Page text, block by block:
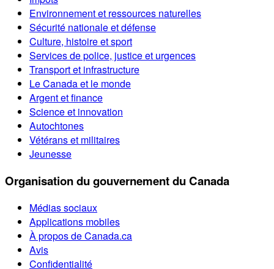
Environnement et ressources naturelles
Sécurité nationale et défense
Culture, histoire et sport
Services de police, justice et urgences
Transport et infrastructure
Le Canada et le monde
Argent et finance
Science et innovation
Autochtones
Vétérans et militaires
Jeunesse
Organisation du gouvernement du Canada
Médias sociaux
Applications mobiles
À propos de Canada.ca
Avis
Confidentialité